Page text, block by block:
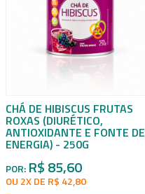
CHÁ DE HIBISCUS FRUTAS
ROXAS (DIURÉTICO,
ANTIOXIDANTE E FONTE DE
ENERGIA) - 250G
POR: R$ 85,60
OU 2X DE R$ 42,80